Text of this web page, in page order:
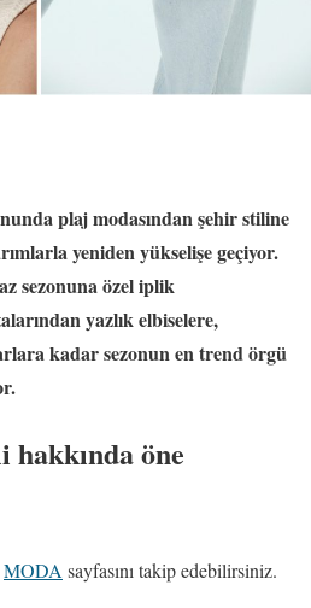
plaj modasından şehir stiline
yeniden yükselişe geçiyor.
sezonuna özel iplik
yazlık elbiselere,
kadar sezonun en trend örgü
öne
MODA sayfasını takip edebilirsiniz.